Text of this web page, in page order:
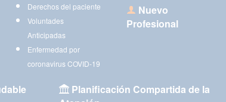
Derechos del paciente
Voluntades
Anticipadas
Enfermedad por
coronavirus COVID-19
Nuevo
Profesional
Planificación Compartida de la